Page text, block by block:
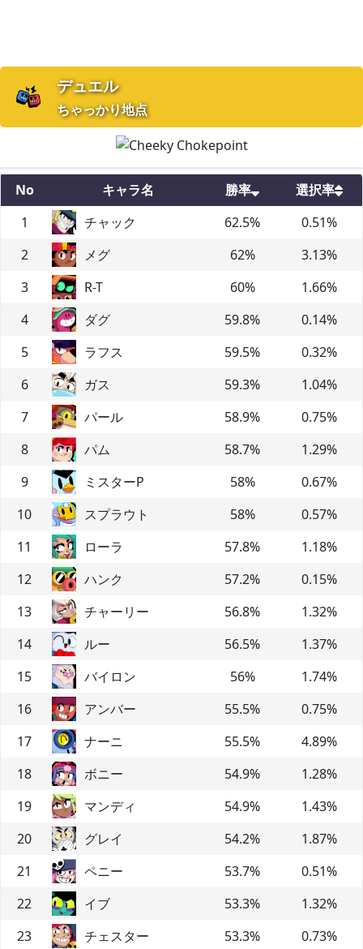
デュエル
ちゃっかり地点
No キャラ名 勝率
選択率
1
チャック 62.5% 0.51%
2
メグ 62% 3.13%
3
R-T 60% 1.66%
4
ダグ 59.8% 0.14%
5
ラフス 59.5% 0.32%
6
ガス 59.3% 1.04%
7
パール 58.9% 0.75%
8
パム 58.7% 1.29%
9
ミスターP 58% 0.67%
10
スプラウト 58% 0.57%
11
ローラ 57.8% 1.18%
12
ハンク 57.2% 0.15%
13
チャーリー 56.8% 1.32%
14
ルー 56.5% 1.37%
15
バイロン 56% 1.74%
16
アンバー 55.5% 0.75%
17
ナーニ 55.5% 4.89%
18
ボニー 54.9% 1.28%
19
マンディ 54.9% 1.43%
20
グレイ 54.2% 1.87%
21
ペニー 53.7% 0.51%
22
イブ 53.3% 1.32%
23
チェスター 53.3% 0.73%